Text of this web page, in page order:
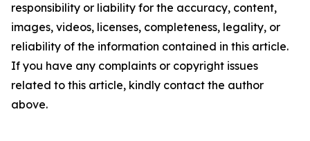
responsibility or liability for the accuracy, content,
images, videos, licenses, completeness, legality, or
reliability of the information contained in this article.
If you have any complaints or copyright issues
related to this article, kindly contact the author
above.